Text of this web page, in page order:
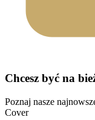
Chcesz być na
Poznaj nasze
Cover